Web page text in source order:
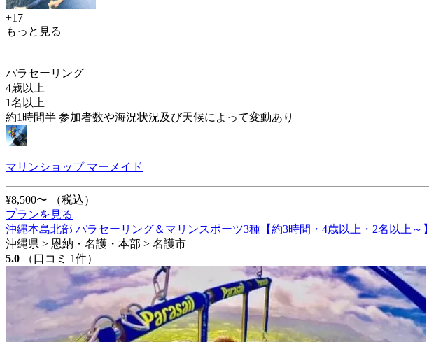
+17
もっと見る
パラセーリング
4歳以上
1名以上
約1時間半 参加者数や海況状況及び天候によって変動あり
マリンショップ マーメイド
¥8,500〜
（税込）
プランを見る
沖縄本島北部 パラセーリング＆マリンスポーツ3種【約3時間・4歳以上・2名以上～】
沖縄県 > 恩納・名護・本部 > 名護市
5.0
（口コミ 1件）